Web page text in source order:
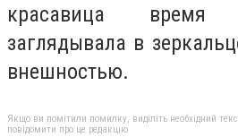
красавица
заглядывала в
внешностью.
Якщо ви помітили помилку, виділіть необхідний
повідомити про це редакцію